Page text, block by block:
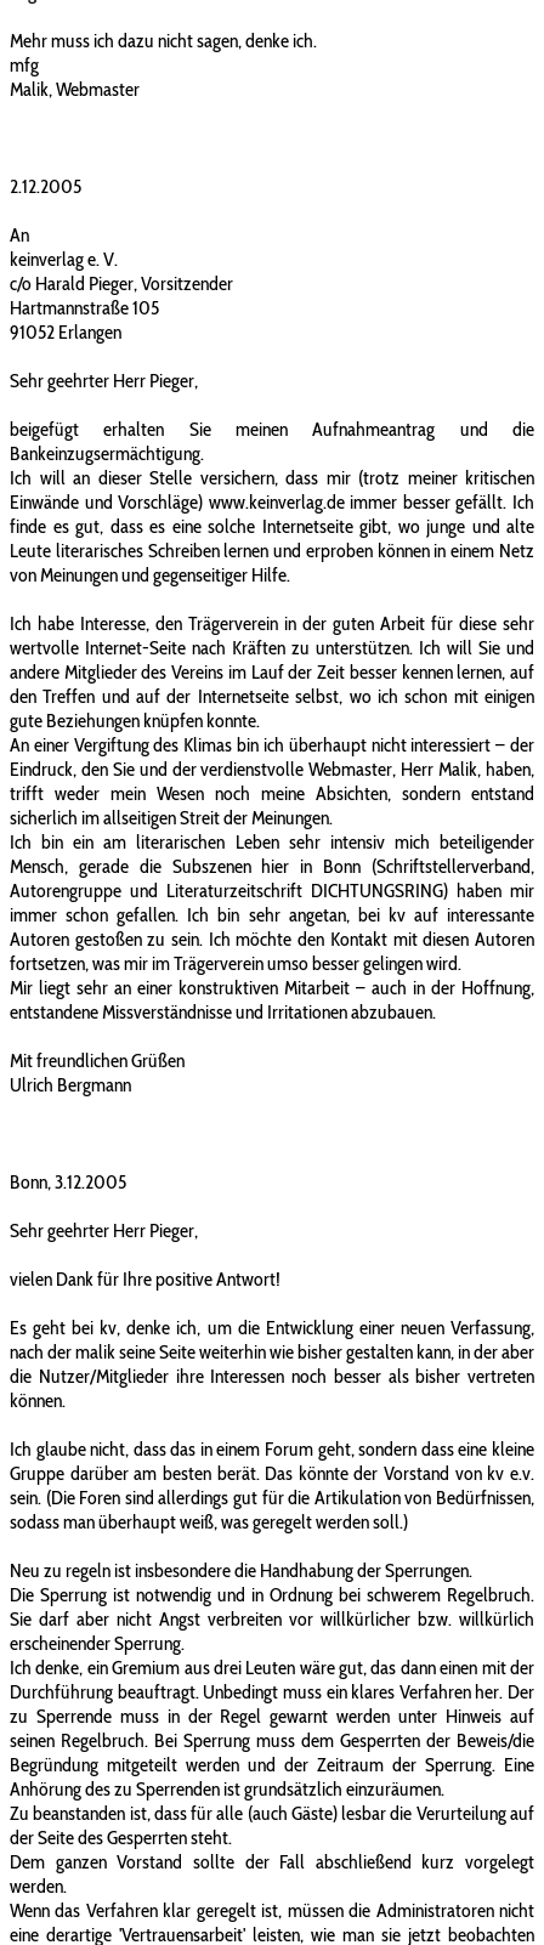
Mehr muss ich dazu nicht sagen, denke ich.
mfg
Malik, Webmaster
2.12.2005
An
keinverlag e. V.
c/o Harald Pieger, Vorsitzender
Hartmannstraße 105
91052 Erlangen
Sehr geehrter Herr Pieger,
beigefügt erhalten Sie meinen Aufnahmeantrag und die
Bankeinzugsermächtigung.
Ich will an dieser Stelle versichern, dass mir (trotz meiner kritischen
Einwände und Vorschläge) www.keinverlag.de immer besser gefällt. Ich
finde es gut, dass es eine solche Internetseite gibt, wo junge und alte
Leute literarisches Schreiben lernen und erproben können in einem Netz
von Meinungen und gegenseitiger Hilfe.
Ich habe Interesse, den Trägerverein in der guten Arbeit für diese sehr
wertvolle Internet-Seite nach Kräften zu unterstützen. Ich will Sie und
andere Mitglieder des Vereins im Lauf der Zeit besser kennen lernen, auf
den Treffen und auf der Internetseite selbst, wo ich schon mit einigen
gute Beziehungen knüpfen konnte.
An einer Vergiftung des Klimas bin ich überhaupt nicht interessiert – der
Eindruck, den Sie und der verdienstvolle Webmaster, Herr Malik, haben,
trifft weder mein Wesen noch meine Absichten, sondern entstand
sicherlich im allseitigen Streit der Meinungen.
Ich bin ein am literarischen Leben sehr intensiv mich beteiligender
Mensch, gerade die Subszenen hier in Bonn (Schriftstellerverband,
Autorengruppe und Literaturzeitschrift DICHTUNGSRING) haben mir
immer schon gefallen. Ich bin sehr angetan, bei kv auf interessante
Autoren gestoßen zu sein. Ich möchte den Kontakt mit diesen Autoren
fortsetzen, was mir im Trägerverein umso besser gelingen wird.
Mir liegt sehr an einer konstruktiven Mitarbeit – auch in der Hoffnung,
entstandene Missverständnisse und Irritationen abzubauen.
Mit freundlichen Grüßen
Ulrich Bergmann
Bonn, 3.12.2005
Sehr geehrter Herr Pieger,
vielen Dank für Ihre positive Antwort!
Es geht bei kv, denke ich, um die Entwicklung einer neuen Verfassung,
nach der malik seine Seite weiterhin wie bisher gestalten kann, in der aber
die Nutzer/Mitglieder ihre Interessen noch besser als bisher vertreten
können.
Ich glaube nicht, dass das in einem Forum geht, sondern dass eine kleine
Gruppe darüber am besten berät. Das könnte der Vorstand von kv e.v.
sein. (Die Foren sind allerdings gut für die Artikulation von Bedürfnissen,
sodass man überhaupt weiß, was geregelt werden soll.)
Neu zu regeln ist insbesondere die Handhabung der Sperrungen.
Die Sperrung ist notwendig und in Ordnung bei schwerem Regelbruch.
Sie darf aber nicht Angst verbreiten vor willkürlicher bzw. willkürlich
erscheinender Sperrung.
Ich denke, ein Gremium aus drei Leuten wäre gut, das dann einen mit der
Durchführung beauftragt. Unbedingt muss ein klares Verfahren her. Der
zu Sperrende muss in der Regel gewarnt werden unter Hinweis auf
seinen Regelbruch. Bei Sperrung muss dem Gesperrten der Beweis/die
Begründung mitgeteilt werden und der Zeitraum der Sperrung. Eine
Anhörung des zu Sperrenden ist grundsätzlich einzuräumen.
Zu beanstanden ist, dass für alle (auch Gäste) lesbar die Verurteilung auf
der Seite des Gesperrten steht.
Dem ganzen Vorstand sollte der Fall abschließend kurz vorgelegt
werden.
Wenn das Verfahren klar geregelt ist, müssen die Administratoren nicht
eine derartige 'Vertrauensarbeit' leisten, wie man sie jetzt beobachten